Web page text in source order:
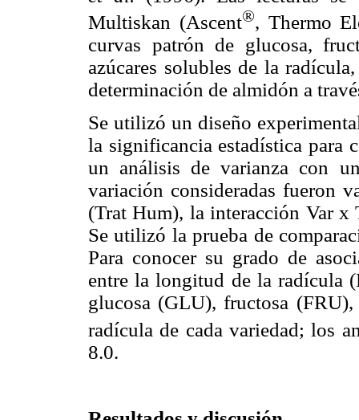
Multiskan (Ascent®, Thermo
curvas patrón de glucosa,
azúcares solubles de la
determinación de almidón a
Se utilizó un diseño
la significancia estadística para
un análisis de varianza con
variación consideradas fueron
(Trat Hum), la interacción Var
Se utilizó la prueba de
Para conocer su grado de
entre la longitud de la radícula
glucosa (GLU), fructosa
radícula de cada variedad; los
8.0.